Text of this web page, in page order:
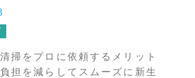
掃をプロに依頼するメリット
担を減らしてスムーズに新生